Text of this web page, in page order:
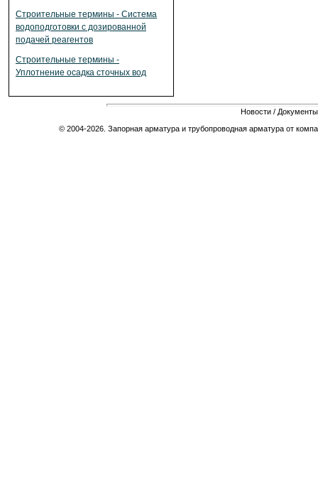
Строительные термины - Система
водоподготовки с дозированной
подачей реагентов
Строительные термины -
Уплотнение осадка сточных вод
Новости / Документы
© 2004-2026. Запорная арматура и трубопроводная арматура от